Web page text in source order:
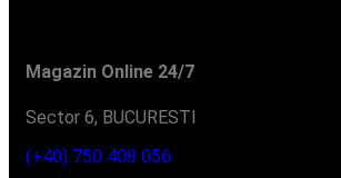
Magazin Online 24/7
Sector 6, BUCURESTI
(+40) 750 408 056